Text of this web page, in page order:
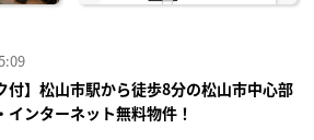
付】松山市駅から徒歩8分の松山市中心部
ンターネット無料物件！